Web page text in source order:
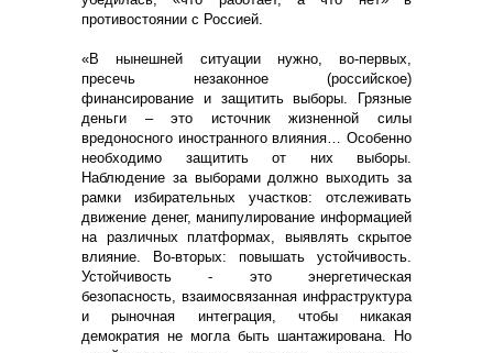
противостоянии с Россией.
«В нынешней ситуации нужно, во-первых,
пресечь незаконное (российское)
финансирование и защитить выборы. Грязные
деньги – это источник жизненной силы
вредоносного иностранного влияния… Особенно
необходимо защитить от них выборы.
Наблюдение за выборами должно выходить за
рамки избирательных участков: отслеживать
движение денег, манипулирование информацией
на различных платформах, выявлять скрытое
влияние. Во-вторых: повышать устойчивость.
Устойчивость - это энергетическая
безопасность, взаимосвязанная инфраструктура
и рыночная интеграция, чтобы никакая
демократия не могла быть шантажирована. Но